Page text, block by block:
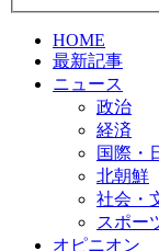
HOME
最新記事
ニュース
政治
経済
国際・
北朝鮮
社会・
スポー
オピニオン